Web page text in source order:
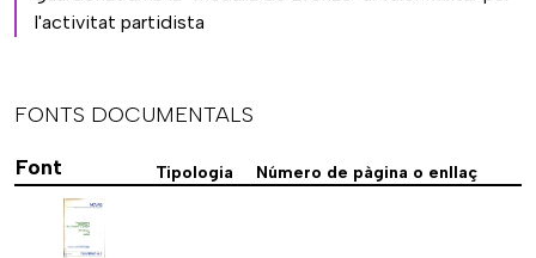
l'activitat partidista
FONTS DOCUMENTALS
Font
Tipologia Número de pàgina o enllaç